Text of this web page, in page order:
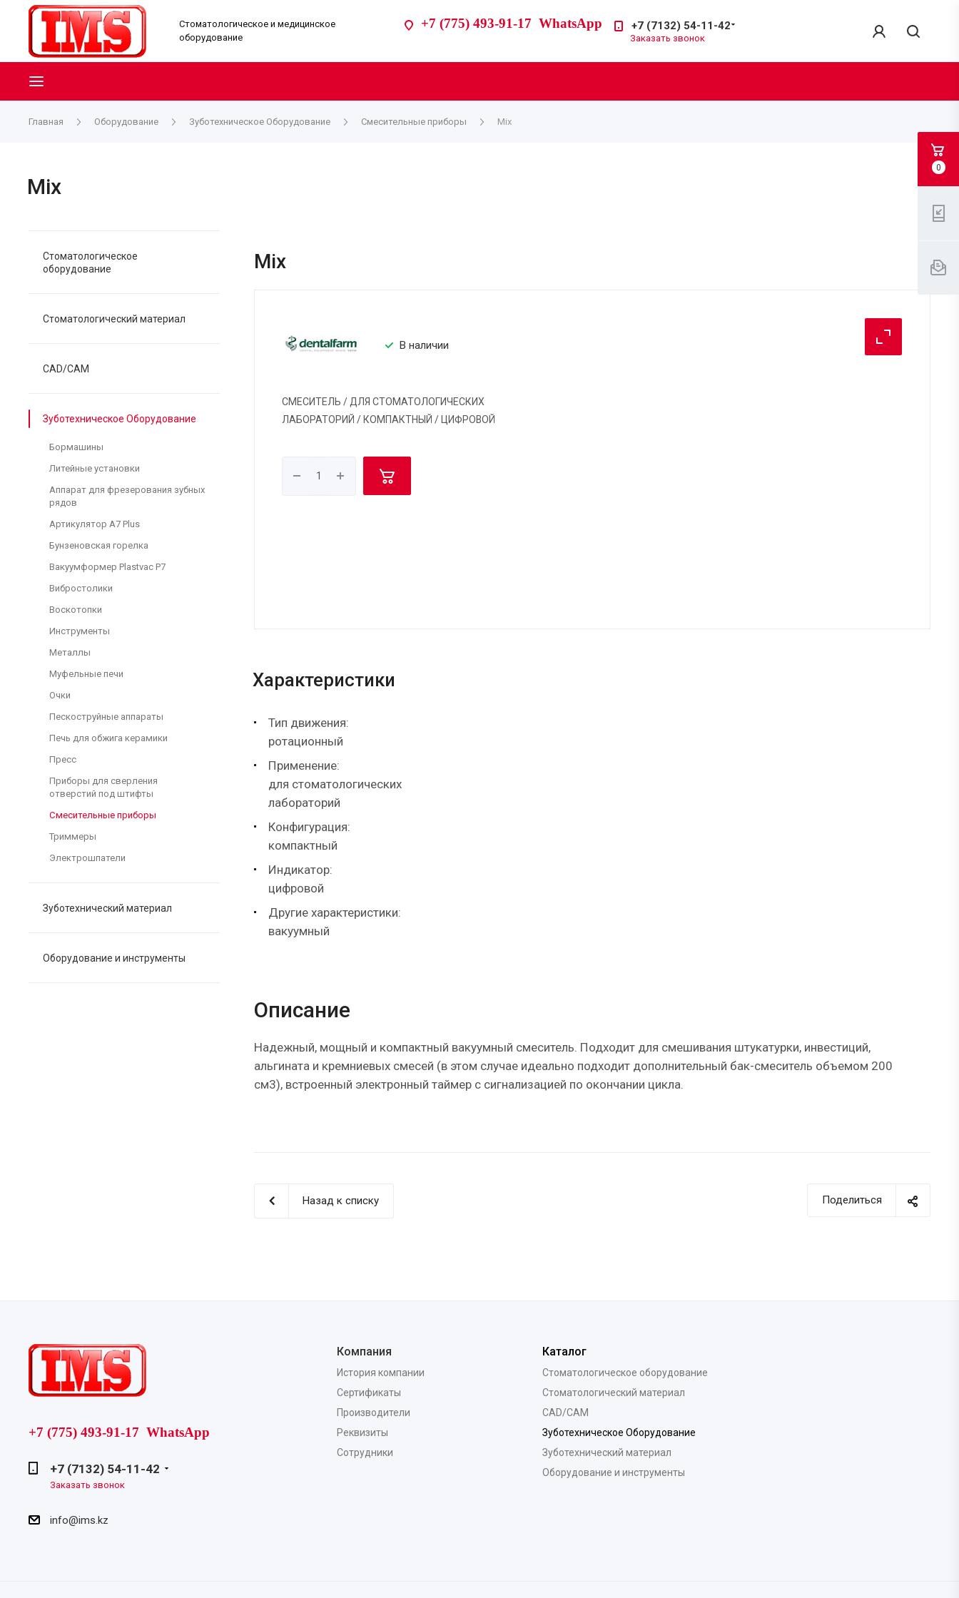
Стоматологическое и медицинское
оборудование
+7 (775) 493-91-17 WhatsApp +7 (7132) 54-11-42
Заказать звонок
Главная Оборудование Зуботехническое Оборудование Смесительные приборы Mix
Mix
Mix
В наличии
СМЕСИТЕЛЬ / ДЛЯ СТОМАТОЛОГИЧЕСКИХ
ЛАБOРАТОРИЙ / КОМПАКТНЫЙ / ЦИФРОВОЙ
Характеристики
Тип движения:
ротационный
Применение:
для стоматологических
лабoраторий
Конфигурация:
компактный
Индикатор:
цифровой
Другие характеристики:
вакуумный
Описание
Надежный, мощный и компактный вакуумный смеситель. Подходит для смешивания штукатурки, инвестиций,
альгината и кремниевых смесей (в этом случае идеально подходит дополнительный бак-смеситель объемом 200
см3), встроенный электронный таймер с сигнализацией по окончании цикла.
Поделиться
Назад к списку
Стоматологическое
оборудование
Стоматологический материал
CAD/CAM
Зуботехническое Оборудование
Бормашины
Литейные установки
Аппарат для фрезерования зубных
рядов
Артикулятор A7 Plus
Бунзеновская горелка
Вакуумформер Plastvac P7
Вибростолики
Воскотопки
Инструменты
Металлы
Муфельные печи
Очки
Пескоструйные аппараты
Печь для обжига керамики
Пресс
Приборы для сверления
отверстий под штифты
Смесительные приборы
Триммеры
Электрошпатели
Зуботехнический материал
Оборудование и инструменты
+7 (775) 493-91-17 WhatsApp
+7 (7132) 54-11-42
Заказать звонок
info@ims.kz
Компания
История компании
Сертификаты
Производители
Реквизиты
Сотрудники
Каталог
Стоматологическое оборудование
Стоматологический материал
CAD/CAM
Зуботехническое Оборудование
Зуботехнический материал
Оборудование и инструменты
0